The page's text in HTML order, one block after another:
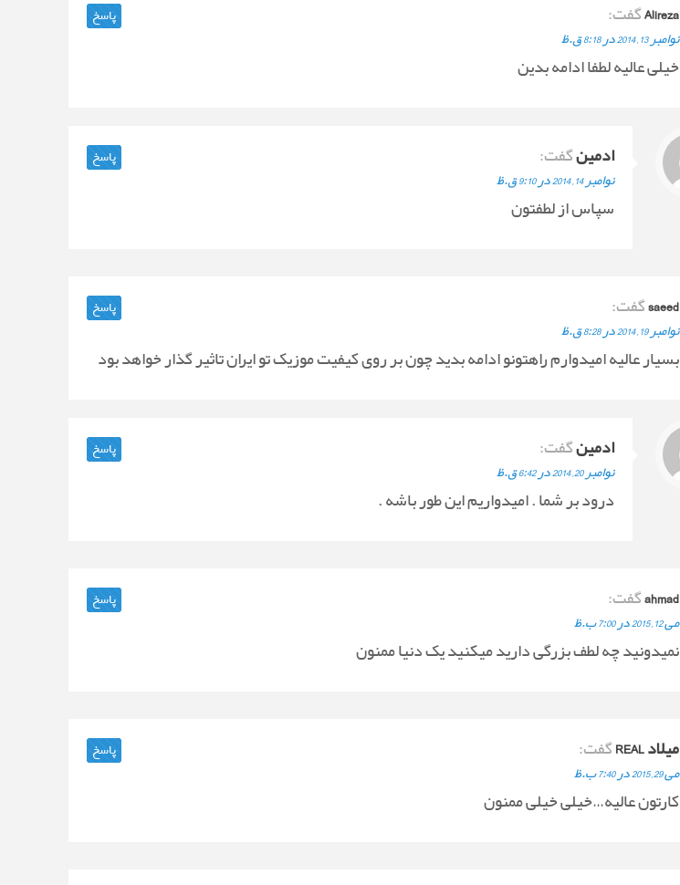
Alirezaگفت:
نوامبر 13, 2014 در 8:18 ق.ظ
خیلی عالیه لطفا ادامه بدین
پاسخ
ادمینگفت:
نوامبر 14, 2014 در 9:10 ق.ظ
سپاس از لطفتون
پاسخ
saeedگفت:
نوامبر 19, 2014 در 8:28 ق.ظ
بسیار عالیه امیدوارم راهتونو ادامه بدید چون بر روی کیفیت موزیک تو ایران تاثیر گذار خواهد بود
پاسخ
ادمینگفت:
نوامبر 20, 2014 در 6:42 ق.ظ
درود بر شما . امیدواریم این طور باشه .
پاسخ
ahmadگفت:
می 12, 2015 در 7:00 ب.ظ
نمیدونید چه لطف بزرگی دارید میکنید یک دنیا ممنون
پاسخ
میلاد REAL گفت:
می 29, 2015 در 7:40 ب.ظ
کارتون عالیه…خیلی خیلی ممنون
پاسخ